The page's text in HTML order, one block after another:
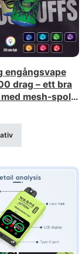
engångsvape
drag – ett bra
mesh-spole,
i bulk